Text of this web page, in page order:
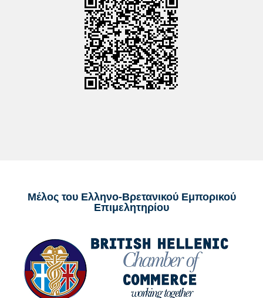
Μέλος του Ελληνο-Βρετανικού Εμπορικού
Επιμελητηρίου